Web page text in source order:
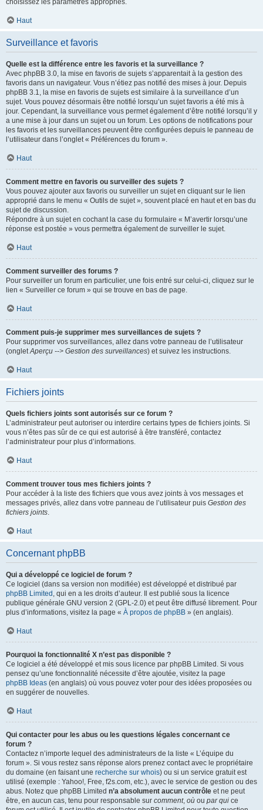
choisissez les paramètres appropriés.
Haut
Surveillance et favoris
Quelle est la différence entre les favoris et la surveillance ?
Avec phpBB 3.0, la mise en favoris de sujets s’apparentait à la gestion des
favoris dans un navigateur. Vous n’étiez pas notifié des mises à jour. Depuis
phpBB 3.1, la mise en favoris de sujets est similaire à la surveillance d’un
sujet. Vous pouvez désormais être notifié lorsqu’un sujet favoris a été mis à
jour. Cependant, la surveillance vous permet également d’être notifié lorsqu’il y
a une mise à jour dans un sujet ou un forum. Les options de notifications pour
les favoris et les surveillances peuvent être configurées depuis le panneau de
l’utilisateur dans l’onglet « Préférences du forum ».
Haut
Comment mettre en favoris ou surveiller des sujets ?
Vous pouvez ajouter aux favoris ou surveiller un sujet en cliquant sur le lien
approprié dans le menu « Outils de sujet », souvent placé en haut et en bas du
sujet de discussion.
Répondre à un sujet en cochant la case du formulaire « M’avertir lorsqu’une
réponse est postée » vous permettra également de surveiller le sujet.
Haut
Comment surveiller des forums ?
Pour surveiller un forum en particulier, une fois entré sur celui-ci, cliquez sur le
lien « Surveiller ce forum » qui se trouve en bas de page.
Haut
Comment puis-je supprimer mes surveillances de sujets ?
Pour supprimer vos surveillances, allez dans votre panneau de l’utilisateur
(ongletAperçu --> Gestion des surveillances) et suivez les instructions.
Haut
Fichiers joints
Quels fichiers joints sont autorisés sur ce forum ?
L’administrateur peut autoriser ou interdire certains types de fichiers joints. Si
vous n’êtes pas sûr de ce qui est autorisé à être transféré, contactez
l’administrateur pour plus d’informations.
Haut
Comment trouver tous mes fichiers joints ?
Pour accéder à la liste des fichiers que vous avez joints à vos messages et
messages privés, allez dans votre panneau de l’utilisateur puis Gestion des
fichiers joints.
Haut
Concernant phpBB
Qui a développé ce logiciel de forum ?
Ce logiciel (dans sa version non modifiée) est développé et distribué par
phpBB Limited , qui en a les droits d’auteur. Il est publié sous la licence
publique générale GNU version 2 (GPL-2.0) et peut être diffusé librement. Pour
plus d’informations, visitez la page « À propos de phpBB » (en anglais).
Haut
Pourquoi la fonctionnalité X n’est pas disponible ?
Ce logiciel a été développé et mis sous licence par phpBB Limited. Si vous
pensez qu’une fonctionnalité nécessite d’être ajoutée, visitez la page
phpBB Ideas (en anglais) où vous pouvez voter pour des idées proposées ou
en suggérer de nouvelles.
Haut
Qui contacter pour les abus ou les questions légales concernant ce
forum ?
Contactez n’importe lequel des administrateurs de la liste « L’équipe du
forum ». Si vous restez sans réponse alors prenez contact avec le propriétaire
du domaine (en faisant une recherche sur whois) ou si un service gratuit est
utilisé (exemple : Yahoo!, Free, f2s.com, etc.), avec le service de gestion ou des
abus. Notez que phpBB Limited n’a absolument aucun contrôle et ne peut
être, en aucun cas, tenu pour responsable sur comment, où ou par qui ce